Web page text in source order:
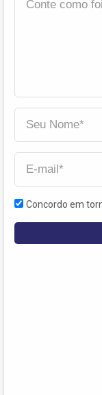
Concordo em